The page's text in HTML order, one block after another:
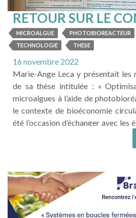
RETOUR SUR LE
SFGP2022 - Société
Génie des Procédés.
MICROALGUE PHOTOBIOREACTEUR
TECHNOLOGIE
THESE
16 novembre 2022
Marie-Ange Leca y présentait les
de sa thèse intitulée : «
microalgues à l’aide de
le contexte de bioéconomie
été l’occasion d’échanger avec les
industriels autour de cette
Benjamin Michelena, Lucie
LIRE LA SUITE